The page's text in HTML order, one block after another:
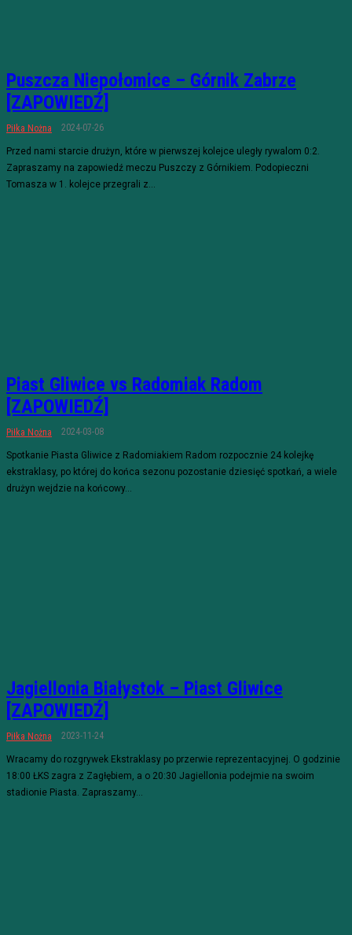
Puszcza Niepołomice – Górnik Zabrze
[ZAPOWIEDŹ]
Piłka Nożna 2024-07-26
Przed nami starcie drużyn, które w pierwszej kolejce uległy rywalom 0:2.
Zapraszamy na zapowiedź meczu Puszczy z Górnikiem. Podopieczni
Tomasza w 1. kolejce przegrali z...
Piast Gliwice vs Radomiak Radom
[ZAPOWIEDŹ]
Piłka Nożna 2024-03-08
Spotkanie Piasta Gliwice z Radomiakiem Radom rozpocznie 24 kolejkę
ekstraklasy, po której do końca sezonu pozostanie dziesięć spotkań, a wiele
drużyn wejdzie na końcowy...
Jagiellonia Białystok – Piast Gliwice
[ZAPOWIEDŹ]
Piłka Nożna 2023-11-24
Wracamy do rozgrywek Ekstraklasy po przerwie reprezentacyjnej. O godzinie
18:00 ŁKS zagra z Zagłębiem, a o 20:30 Jagiellonia podejmie na swoim
stadionie Piasta. Zapraszamy...